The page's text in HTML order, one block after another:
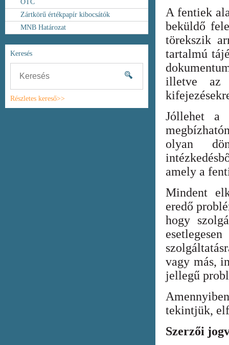
OTC
Zártkörű értékpapír kibocsátók
MNB Határozat
Keresés
Részletes kereső>>
A fentiek
beküldő
törekszik
tartalmú
illetve az
Jóllehet a
olyan
amely a
Mindent
eredő
hogy
vagy más,
jellegű
tekintjük,
Szerzői